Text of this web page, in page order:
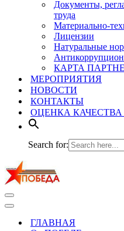
Документы,
труда
Материально-
Лицензии
Натуральные
КАРТА
МЕРОПРИЯТИЯ
НОВОСТИ
КОНТАКТЫ
ОЦЕНКА КАЧЕСТВА
Search for:
Меню
навигации
Меню
навигацииГЛАВНАЯ